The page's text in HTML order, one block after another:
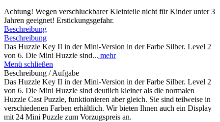
Achtung! Wegen verschluckbarer Kleinteile nicht für Kinder unter 3
Jahren geeignet! Erstickungsgefahr.
Beschreibung
Beschreibung
Das Huzzle Key II in der Mini-Version in der Farbe Silber. Level 2
von 6. Die Mini Huzzle sind... mehr
Menü schließen
Beschreibung / Aufgabe
Das Huzzle Key II in der Mini-Version in der Farbe Silber. Level 2
von 6. Die Mini Huzzle sind deutlich kleiner als die normalen
Huzzle Cast Puzzle, funktionieren aber gleich. Sie sind teilweise in
verschiedenen Farben erhältlich. Wir bieten Ihnen auch ein Display
mit 24 Mini Puzzle zum Vorzugspreis an.